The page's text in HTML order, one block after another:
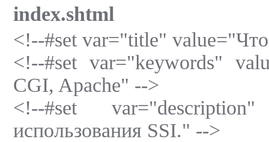
index.shtml
<!--#set var="title"
<!--#set var="keywords"
CGI, Apache" -->
<!--#set
использования SSI." -->